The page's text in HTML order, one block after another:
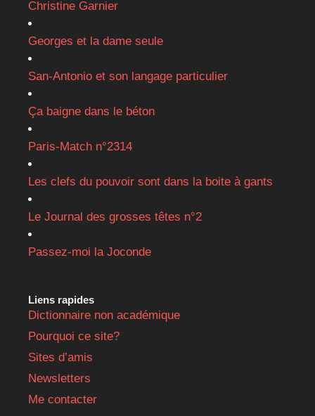
Christine Garnier
Georges et la dame seule
San-Antonio et son langage particulier
Ça baigne dans le béton
Paris-Match n°2314
Les clefs du pouvoir sont dans la boite à gants
Le Journal des grosses têtes n°2
Passez-moi la Joconde
Liens rapides
Dictionnaire non académique
Pourquoi ce site?
Sites d’amis
Newsletters
Me contacter